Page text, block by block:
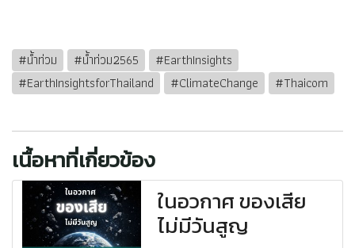
#น้ำท่วม #น้ำท่วม2565
#EarthInsights
#EarthInsightsforThailand
#ClimateChange #Thaicom
เนื้อหาที่เกี่ยวข้อง
ในอวกาศ ของเสีย
ไม่มีวันสูญ